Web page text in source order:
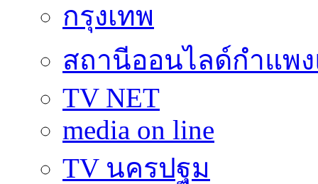
กรุงเทพ
สถานีออนไลด์กำแพ
TV NET
media on line
TV นครปฐม